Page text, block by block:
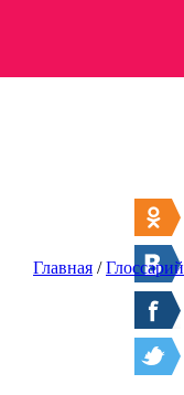
Главная /Глоссарий